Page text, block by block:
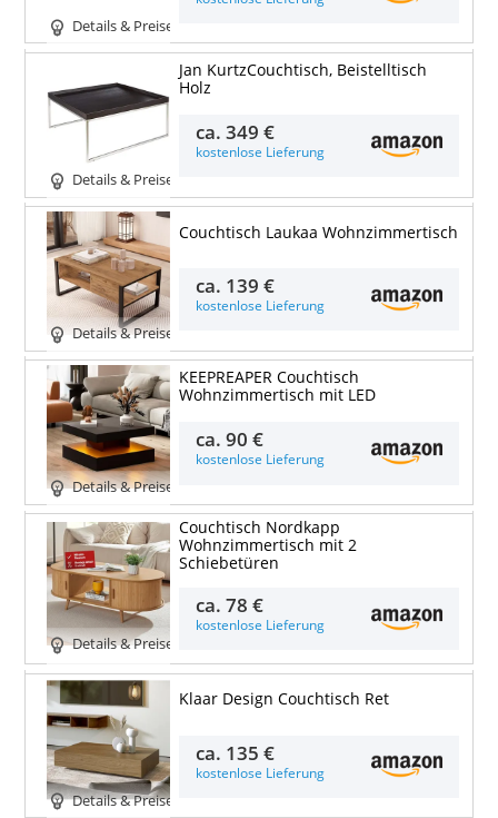
Details & Preise
Details & Preise
Jan KurtzCouchtisch, Beistelltisch
Holz
ca.349 €
kostenlose Lieferung
Details & Preise
Couchtisch Laukaa Wohnzimmertisch
ca. 139 €
kostenlose Lieferung
Details & Preise
KEEPREAPER Couchtisch
Wohnzimmertisch mit LED
ca.90 €
kostenlose Lieferung
Details & Preise
Couchtisch Nordkapp
Wohnzimmertisch mit 2
Schiebetüren
ca.78 €
kostenlose Lieferung
Details & Preise
Klaar Design Couchtisch Ret
ca. 135 €
kostenlose Lieferung